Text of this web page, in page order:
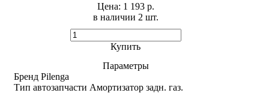
в наличии 2 шт. ​
Цена: 1 193 р.
Купить
Параметры
Бренд Pilenga
Тип автозапчасти Амортизатор задн. газ.